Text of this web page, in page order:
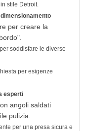
stile Detroit.
per creare la
soddisfare le diverse
per esigenze
esperti
angoli saldati
pulizia.
per una presa sicura e